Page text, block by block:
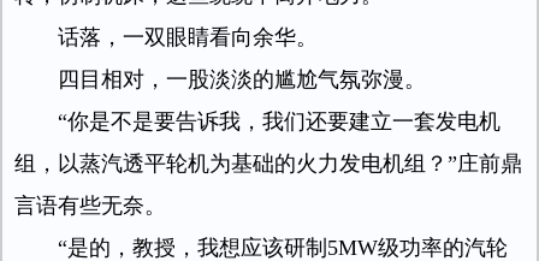
话落，一双眼睛看向余华。
四目相对，一股淡淡的尴尬气氛弥漫。
“你是不是要告诉我，我们还要建立一套发电机
组，以蒸汽透平轮机为基础的火力发电机组？”庄前鼎
言语有些无奈。
“是的，教授，我想应该研制5MW级功率的汽轮